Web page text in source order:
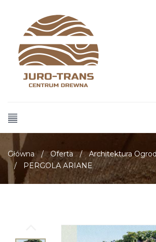
Główna / Oferta / Architektura
/
PERGOLA ARIANE